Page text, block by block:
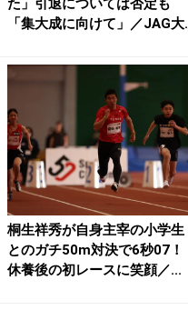
た」引退については否定も
「集大成に向けて」／JAG大
桐生祥秀が自身主宰の小学生
とのガチ50m対決で6秒07！
休養後の初レースに笑顔／...